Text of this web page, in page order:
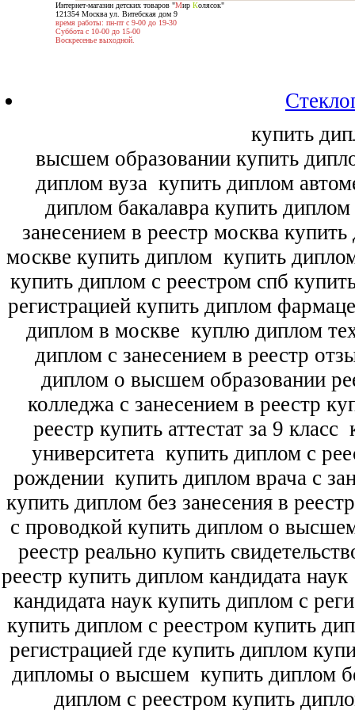
Интернет-магазин детских товаров "Мир Колясок"
121354 Москва ул. Витебская дом 9
время работы: пн-пт с 9-00 до 19-30
Суббота с 10-00 до 15-00
Воскресенье выходной.
купить
высшем образовании купить
диплом вуза купить диплом
диплом бакалавра купить
занесением в реестр москва
москве купить диплом купить
купить диплом с реестром спб
регистрацией купить диплом
диплом в москве куплю диплом
диплом с занесением в реестр
диплом о высшем образовании
колледжа с занесением в реестр
реестр купить аттестат за 9 класс
университета купить диплом с
рождении купить диплом врача с
купить диплом без занесения в
с проводкой купить диплом о
реестр реально купить
реестр купить диплом кандидата наук
кандидата наук купить диплом с
купить диплом с реестром купить
регистрацией где купить диплом
дипломы о высшем купить диплом
диплом с реестром купить